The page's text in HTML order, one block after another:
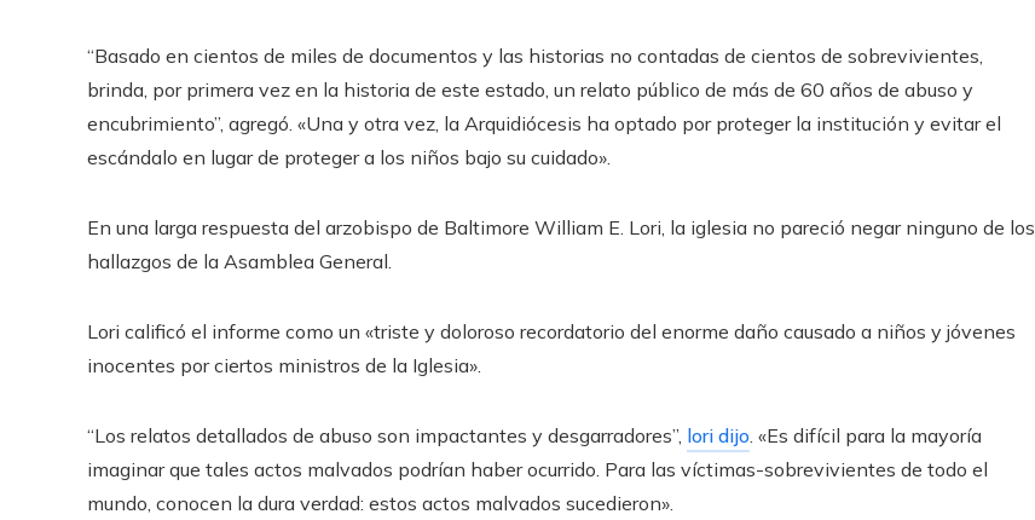
“Basado en cientos de miles de documentos y las historias no contadas de cientos de sobrevivientes,
brinda, por primera vez en la historia de este estado, un relato público de más de 60 años de abuso y
encubrimiento”, agregó. «Una y otra vez, la Arquidiócesis ha optado por proteger la institución y evitar el
escándalo en lugar de proteger a los niños bajo su cuidado».
En una larga respuesta del arzobispo de Baltimore William E. Lori, la iglesia no pareció negar ninguno de los
hallazgos de la Asamblea General.
Lori calificó el informe como un «triste y doloroso recordatorio del enorme daño causado a niños y jóvenes
inocentes por ciertos ministros de la Iglesia».
“Los relatos detallados de abuso son impactantes y desgarradores”, lori dijo. «Es difícil para la mayoría
imaginar que tales actos malvados podrían haber ocurrido. Para las víctimas-sobrevivientes de todo el
mundo, conocen la dura verdad: estos actos malvados sucedieron».